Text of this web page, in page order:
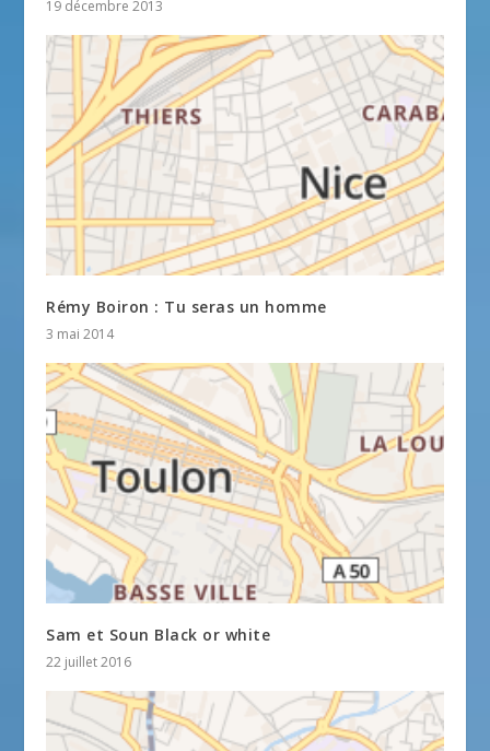
19 décembre 2013
Rémy Boiron : Tu seras un homme
3 mai 2014
Sam et Soun Black or white
22 juillet 2016